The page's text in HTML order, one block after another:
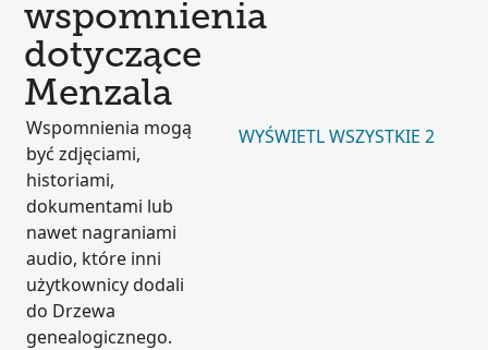
wspomnienia
dotyczące
Menzala
Wspomnienia mogą
być zdjęciami,
historiami,
dokumentami lub
nawet nagraniami
audio, które inni
użytkownicy dodali
do Drzewa
genealogicznego.
WYŚWIETL WSZYSTKIE 2